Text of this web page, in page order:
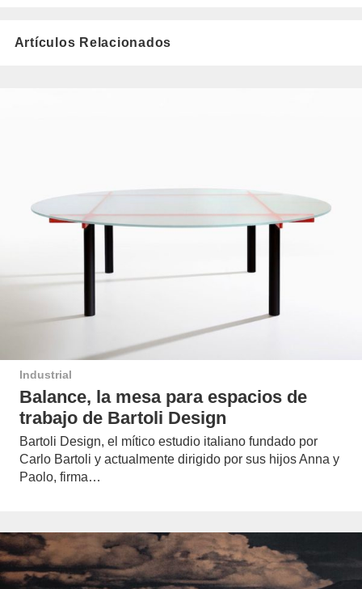
Artículos Relacionados
Industrial
Balance, la mesa para espacios de
trabajo de Bartoli Design
Bartoli Design, el mítico estudio italiano fundado por
Carlo Bartoli y actualmente dirigido por sus hijos Anna y
Paolo, firma…